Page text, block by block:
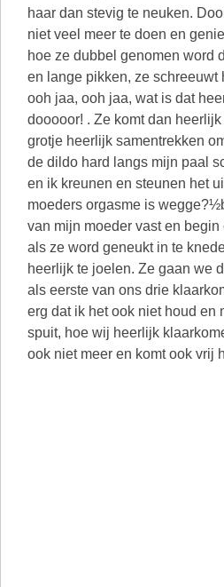
haar dan stevig te neuken.
niet veel meer te doen en
hoe ze dubbel genomen word
en lange pikken, ze schreeuwt
ooh jaa, ooh jaa, wat is dat
dooooor! . Ze komt dan
grotje heerlijk samentrekken
de dildo hard langs mijn paal
en ik kreunen en steunen het
moeders orgasme is
van mijn moeder vast en
als ze word geneukt in te
heerlijk te joelen. Ze gaan we
als eerste van ons drie
erg dat ik het ook niet houd en
spuit, hoe wij heerlijk
ook niet meer en komt ook vrij